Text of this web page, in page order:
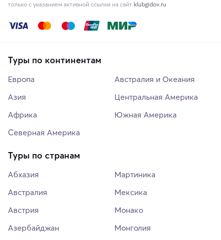
только с указанием активной ссылки на сайт klubgidov.ru
Туры по континентам
Европа
Азия
Африка
Северная Америка
Австралия и Океания
Центральная Америка
Южная Америка
Туры по странам
Абхазия
Австралия
Австрия
Азербайджан
Мартиника
Мексика
Монако
Монголия